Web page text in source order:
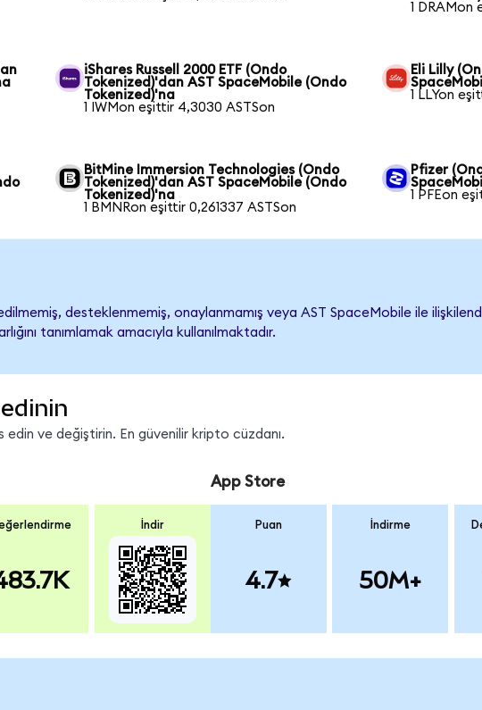
1 DRAMon
iShares Russell 2000 ETF (Ondo
Tokenized)'dan AST SpaceMobile (Ondo
Tokenized)'na
1 IWMon eşittir 4,3030 ASTSon
Eli Lilly
1 LLYon
BitMine Immersion Technologies (Ondo
Tokenized)'dan AST SpaceMobile (Ondo
Tokenized)'na
1 BMNRon eşittir 0,261337 ASTSon
Pfizer
1 PFEon
desteklenmemiş, onaylanmamış veya AST SpaceMobile ile
tanımlamak amacıyla kullanılmaktadır.
edin ve değiştirin. En güvenilir kripto cüzdanı.
İndir
App Store
Puan
4.7
İndirme
50M+